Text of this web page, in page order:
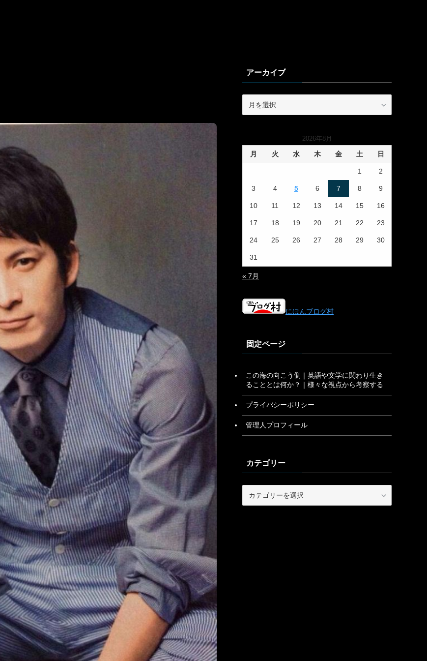
アーカイブ
2026年8月
月 火 水 木 金 土 日
1 2
3 4 5 6 7 8 9
10 11 12 13 14 15 16
17 18 19 20 21 22 23
24 25 26 27 28 29 30
31
« 7月
にほんブログ村
固定ページ
この海の向こう側｜英語や文学に関わり生き
ることとは何か？｜様々な視点から考察する
プライバシーポリシー
管理人プロフィール
カテゴリー